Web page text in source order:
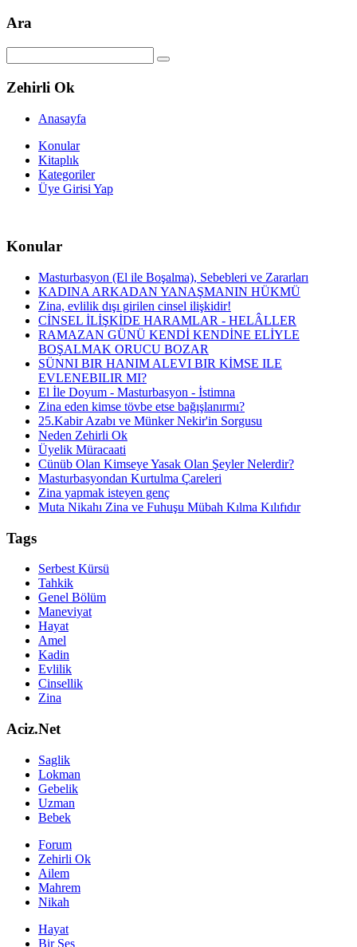
Ara
Zehirli Ok
Anasayfa
Konular
Kitaplık
Kategoriler
Üye Girisi Yap
Konular
Masturbasyon (El ile Boşalma), Sebebleri ve Zararları
KADINA ARKADAN YANAŞMANIN HÜKMÜ
Zina, evlilik dışı girilen cinsel ilişkidir!
CİNSEL İLİŞKİDE HARAMLAR - HELÂLLER
RAMAZAN GÜNÜ KENDİ KENDİNE ELİYLE
BOŞALMAK ORUCU BOZAR
SÜNNI BIR HANIM ALEVI BIR KİMSE ILE
EVLENEBILIR MI?
El İle Doyum - Masturbasyon - İstimna
Zina eden kimse tövbe etse bağışlanırmı?
25.Kabir Azabı ve Münker Nekir'in Sorgusu
Neden Zehirli Ok
Üyelik Müracaati
Cünüb Olan Kimseye Yasak Olan Şeyler Nelerdir?
Masturbasyondan Kurtulma Çareleri
Zina yapmak isteyen genç
Muta Nikahı Zina ve Fuhuşu Mübah Kılma Kılıfıdır
Tags
Serbest Kürsü
Tahkik
Genel Bölüm
Maneviyat
Hayat
Amel
Kadin
Evlilik
Cinsellik
Zina
Aciz.Net
Saglik
Lokman
Gebelik
Uzman
Bebek
Forum
Zehirli Ok
Ailem
Mahrem
Nikah
Hayat
Bir Ses